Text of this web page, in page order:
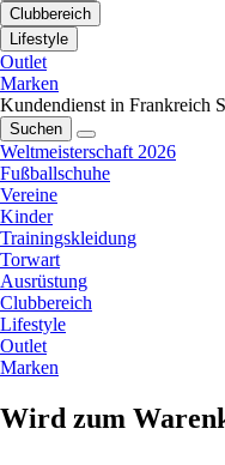
Clubbereich
Lifestyle
Outlet
Marken
Kundendienst in Frankreich
Suchen
Weltmeisterschaft 2026
Fußballschuhe
Vereine
Kinder
Trainingskleidung
Torwart
Ausrüstung
Clubbereich
Lifestyle
Outlet
Marken
Wird zum